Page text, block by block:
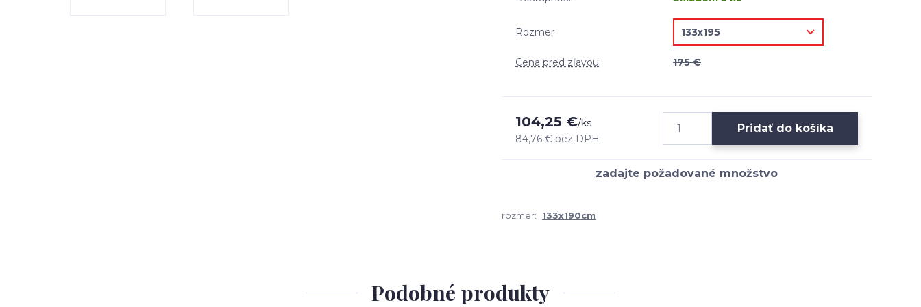
Rozmer
Cena pred zľavou 175 €
104,25 €/ks
84,76 € bez DPH
Pridať do košíka
rozmer: 133x190cm
Podobné produkty